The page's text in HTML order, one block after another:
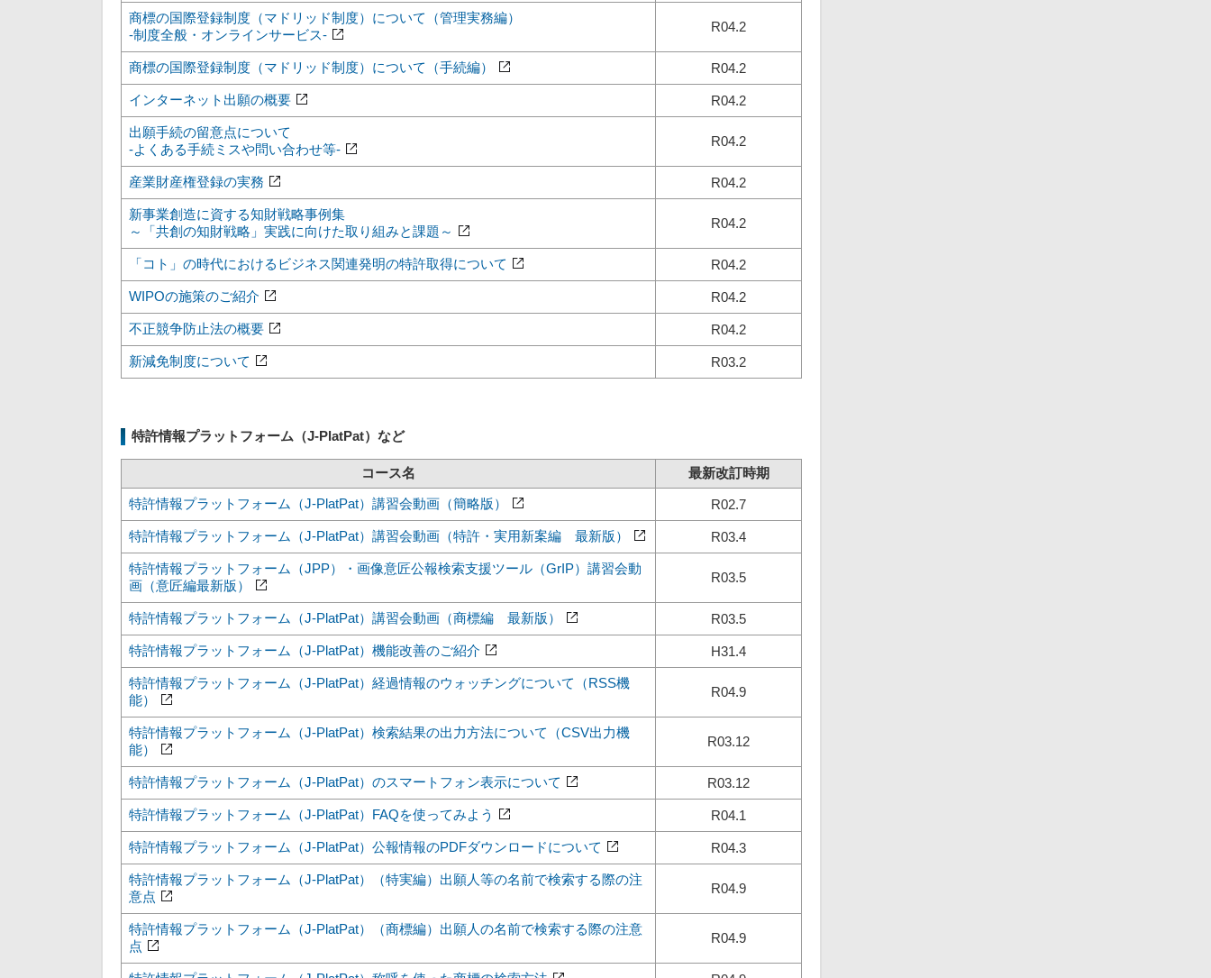
商標の国際登録制度（マドリッド制度）について（管理実務編）
-制度全般・オンラインサービス-
R04.2
商標の国際登録制度（マドリッド制度）について（手続編） R04.2
インターネット出願の概要 R04.2
出願手続の留意点について
-よくある手続ミスや問い合わせ等-
R04.2
産業財産権登録の実務 R04.2
新事業創造に資する知財戦略事例集
～「共創の知財戦略」実践に向けた取り組みと課題～
R04.2
「コト」の時代におけるビジネス関連発明の特許取得について R04.2
WIPOの施策のご紹介 R04.2
不正競争防止法の概要 R04.2
新減免制度について R03.2
特許情報プラットフォーム（J-PlatPat）など
コース名
最新改訂時期
特許情報プラットフォーム（J-PlatPat）講習会動画（簡略版）
R02.7
特許情報プラットフォーム（J-PlatPat）講習会動画（特許・実用新案編 最新版） R03.4
特許情報プラットフォーム（JPP）・画像意匠公報検索支援ツール（GrIP）講習会動
画（意匠編最新版）
R03.5
特許情報プラットフォーム（J-PlatPat）講習会動画（商標編 最新版） R03.5
特許情報プラットフォーム（J-PlatPat）機能改善のご紹介 H31.4
特許情報プラットフォーム（J-PlatPat）経過情報のウォッチングについて（RSS機
能）
R04.9
特許情報プラットフォーム（J-PlatPat）検索結果の出力方法について（CSV出力機
能）
R03.12
特許情報プラットフォーム（J-PlatPat）のスマートフォン表示について R03.12
特許情報プラットフォーム（J-PlatPat）FAQを使ってみよう R04.1
特許情報プラットフォーム（J-PlatPat）公報情報のPDFダウンロードについて R04.3
特許情報プラットフォーム（J-PlatPat）（特実編）出願人等の名前で検索する際の注
意点
R04.9
特許情報プラットフォーム（J-PlatPat）（商標編）出願人の名前で検索する際の注意
点
R04.9